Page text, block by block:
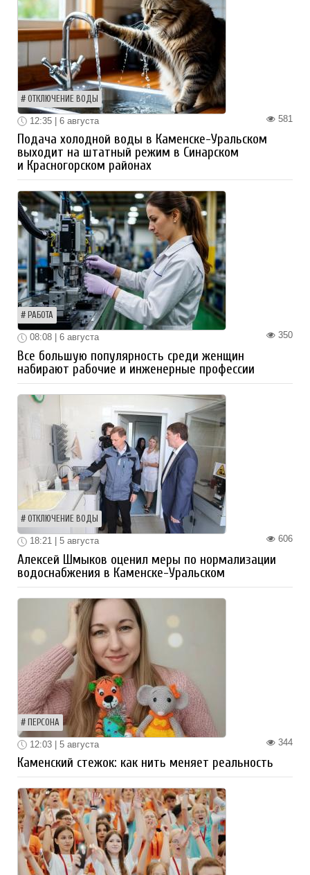
ОТКЛЮЧЕНИЕ ВОДЫ
581
12:35 | 6 августа
Подача холодной воды в Каменске-Уральском
выходит на штатный режим в Синарском
и Красногорском районах
РАБОТА
350
08:08 | 6 августа
Все большую популярность среди женщин
набирают рабочие и инженерные профессии
ОТКЛЮЧЕНИЕ ВОДЫ
606
18:21 | 5 августа
Алексей Шмыков оценил меры по нормализации
водоснабжения в Каменске-Уральском
ПЕРСОНА
344
12:03 | 5 августа
Каменский стежок: как нить меняет реальность